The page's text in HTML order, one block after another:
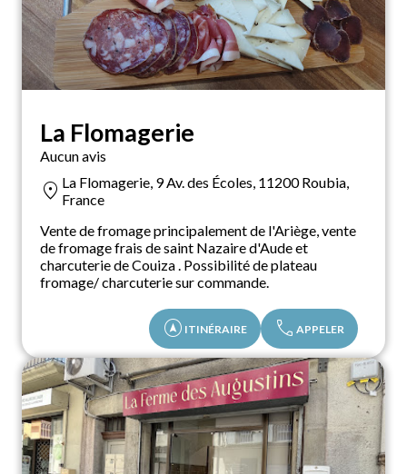
La Flomagerie
Aucun avis
location_on La Flomagerie, 9 Av. des Écoles, 11200 Roubia,
France
Vente de fromage principalement de l'Ariège, vente
de fromage frais de saint Nazaire d'Aude et
charcuterie de Couiza . Possibilité de plateau
fromage/ charcuterie sur commande.
assistant_navigation ITINÉRAIRE call APPELER